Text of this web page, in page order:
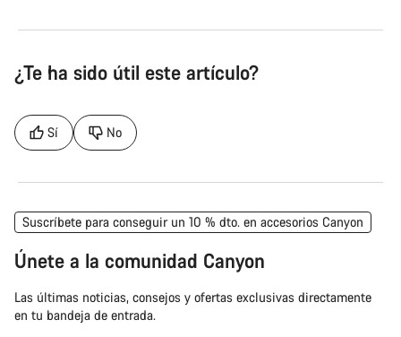
¿Te ha sido útil este artículo?
Sí No
Suscríbete para conseguir un 10 % dto. en accesorios Canyon
Únete a la comunidad Canyon
Las últimas noticias, consejos y ofertas exclusivas directamente
en tu bandeja de entrada.